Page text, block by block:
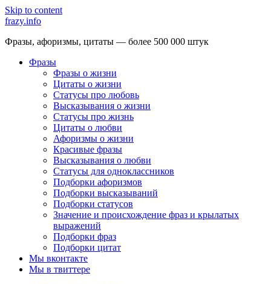
Skip to content
frazy.info
Фразы, афоризмы, цитаты — более 500 000 штук
Фразы
Фразы о жизни
Цитаты о жизни
Статусы про любовь
Высказывания о жизни
Статусы про жизнь
Цитаты о любви
Афоризмы о жизни
Красивые фразы
Высказывания о любви
Статусы для одноклассников
Подборки афоризмов
Подборки высказываний
Подборки статусов
Значение и происхождение фраз и крылатых
выражений
Подборки фраз
Подборки цитат
Мы вконтакте
Мы в твиттере